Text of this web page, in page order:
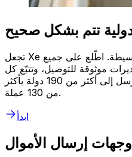
تتم بشكل صحيح
تجعل Xe التحويلات المالية الدولية سهلة وبسيطة. اطّلع على جميع
موثوقة للتوصيل، وتتبّع كل
عملية نقل في الوقت الفعلي. أرسل إلى أكثر من 190 دولة بأكثر
من 130 عملة.
ابدأ
وجهات إرسال الأموال